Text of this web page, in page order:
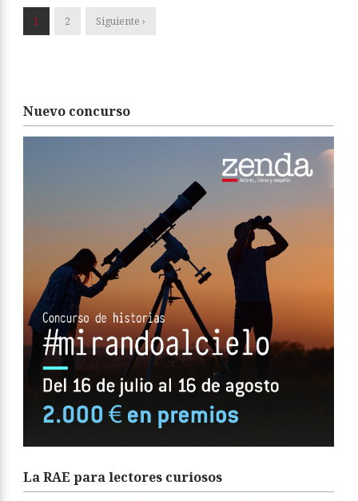
1 2 Siguiente ›
Nuevo concurso
La RAE para lectores curiosos